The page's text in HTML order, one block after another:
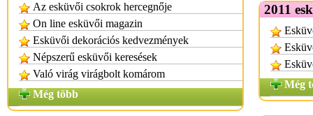
Az esküvői csokrok hercegnője
On line esküvői magazin
Esküvői dekorációs kedvezmények
Népszerű esküvői keresések
Való virág virágbolt komárom
Még több
2011
Még